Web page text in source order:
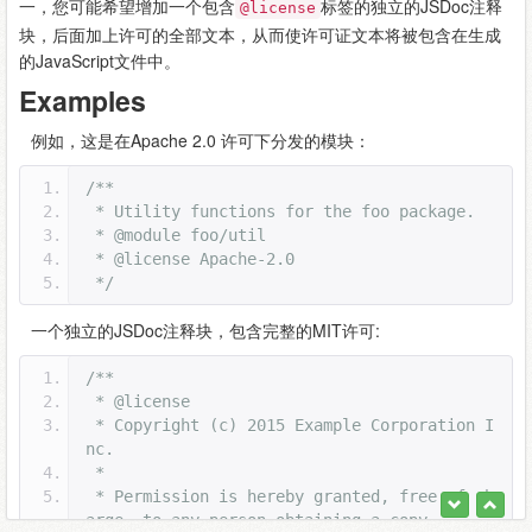
一，您可能希望增加一个包含 @license 标签的独立的JSDoc注释
块，后面加上许可的全部文本，从而使许可证文本将被包含在生成
的JavaScript文件中。
Examples
例如，这是在Apache 2.0 许可下分发的模块：
/**
* Utility functions for the foo package.
* @module foo/util
* @license Apache-2.0
*/
一个独立的JSDoc注释块，包含完整的MIT许可:
/**
* @license
nc.
*
arge, to any person obtaining a copy